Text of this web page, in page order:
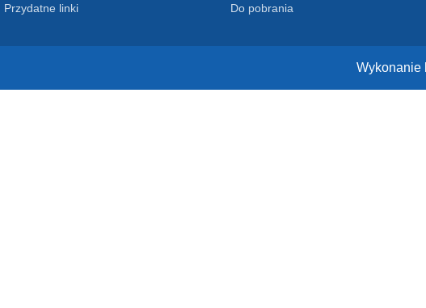
Przydatne linki
Do pobrania
Wykonanie